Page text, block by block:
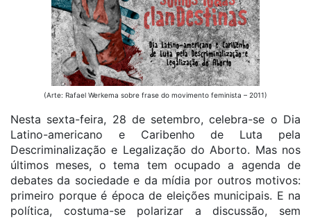
(Arte: Rafael Werkema sobre frase do movimento feminista – 2011)
Nesta sexta-feira, 28 de setembro, celebra-se o Dia
Latino-americano e Caribenho de Luta pela
Descriminalização e Legalização do Aborto. Mas nos
últimos meses, o tema tem ocupado a agenda de
debates da sociedade e da mídia por outros motivos:
primeiro porque é época de eleições municipais. E na
política, costuma-se polarizar a discussão, sem